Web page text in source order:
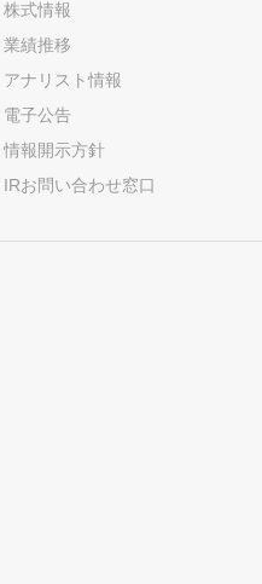
株式情報
業績推移
アナリスト情報
電子公告
情報開示方針
IRお問い合わせ窓口